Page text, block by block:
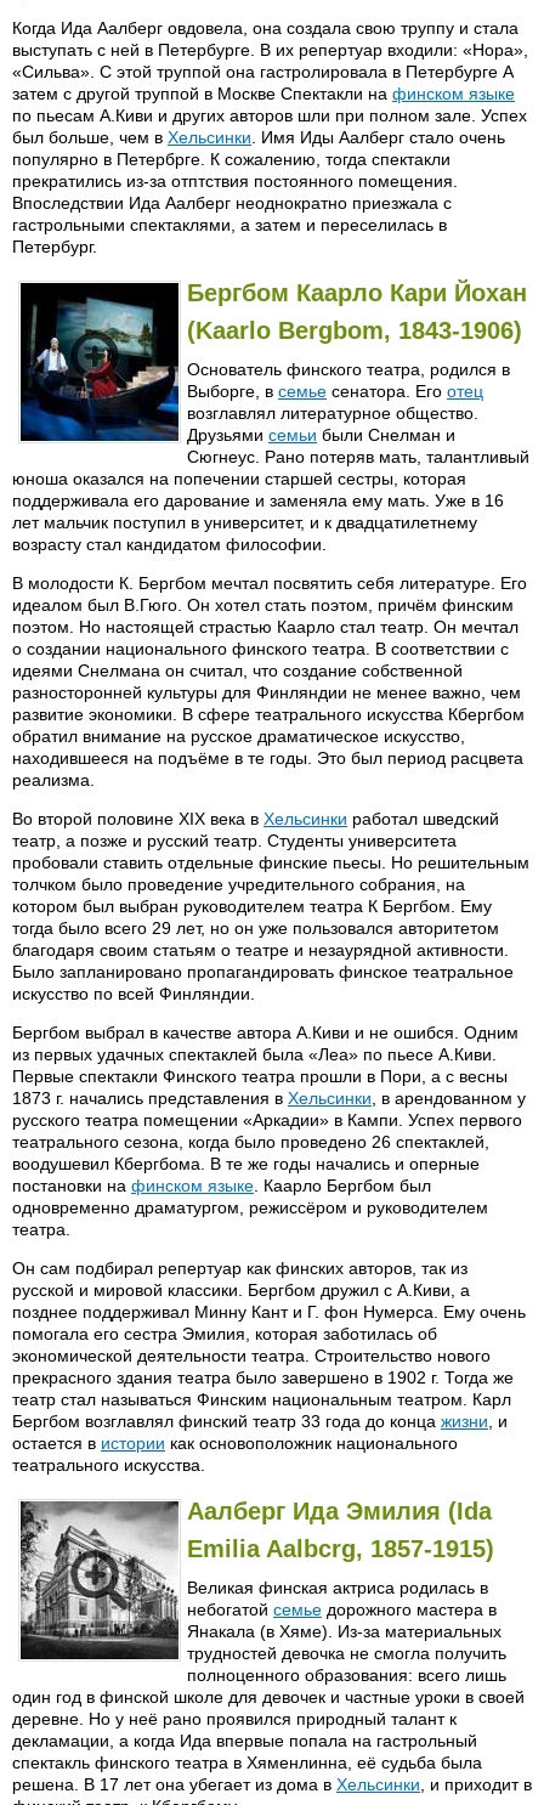
Когда Ида Аалберг овдовела, она создала свою труппу и стала
выступать с ней в Петербурге. В их репертуар входили: «Нора»,
«Сильва». С этой труппой она гастролировала в Петербурге А
затем с другой труппой в Москве Спектакли на финском языке
по пьесам А.Киви и других авторов шли при полном зале. Успех
был больше, чем в Хельсинки . Имя Иды Аалберг стало очень
популярно в Петербрге. К сожалению, тогда спектакли
прекратились из-за отптствия постоянного помещения.
Впоследствии Ида Аалберг неоднократно приезжала с
гастрольными спектаклями, а затем и переселилась в
Петербург.
Бергбом Каарло Кари Йохан
(Kaarlo Bergbom, 1843-1906)
Основатель финского театра, родился в
Выборге, в семье сенатора. Его отец
возглавлял литературное общество.
Друзьями семьи были Снелман и
Сюгнеус. Рано потеряв мать, талантливый
юноша оказался на попечении старшей сестры, которая
поддерживала его дарование и заменяла ему мать. Уже в 16
лет мальчик поступил в университет, и к двадцатилетнему
возрасту стал кандидатом философии.
В молодости К. Бергбом мечтал посвятить себя литературе. Его
идеалом был В.Гюго. Он хотел стать поэтом, причём финским
поэтом. Но настоящей страстью Каарло стал театр. Он мечтал
о создании национального финского театра. В соответствии с
идеями Снелмана он считал, что создание собственной
разносторонней культуры для Финляндии не менее важно, чем
развитие экономики. В сфере театрального искусства Кбергбом
обратил внимание на русское драматическое искусство,
находившееся на подъёме в те годы. Это был период расцвета
реализма.
Во второй половине XIX века в Хельсинки работал шведский
театр, а позже и русский театр. Студенты университета
пробовали ставить отдельные финские пьесы. Но решительным
толчком было проведение учредительного собрания, на
котором был выбран руководителем театра К Бергбом. Ему
тогда было всего 29 лет, но он уже пользовался авторитетом
благодаря своим статьям о театре и незаурядной активности.
Было запланировано пропагандировать финское театральное
искусство по всей Финляндии.
Бергбом выбрал в качестве автора А.Киви и не ошибся. Одним
из первых удачных спектаклей была «Леа» по пьесе А.Киви.
Первые спектакли Финского театра прошли в Пори, а с весны
1873 г. начались представления в Хельсинки , в арендованном у
русского театра помещении «Аркадии» в Кампи. Успех первого
театрального сезона, когда было проведено 26 спектаклей,
воодушевил Кбергбома. В те же годы начались и оперные
постановки на финском языке . Каарло Бергбом был
одновременно драматургом, режиссёром и руководителем
театра.
Он сам подбирал репертуар как финских авторов, так из
русской и мировой классики. Бергбом дружил с А.Киви, а
позднее поддерживал Минну Кант и Г. фон Нумерса. Ему очень
помогала его сестра Эмилия, которая заботилась об
экономической деятельности театра. Строительство нового
прекрасного здания театра было завершено в 1902 г. Тогда же
театр стал называться Финским национальным театром. Карл
Бергбом возглавлял финский театр 33 года до конца жизни , и
остается в истории как основоположник национального
театрального искусства.
Аалберг Ида Эмилия (Ida
Emilia Aalbcrg, 1857-1915)
Великая финская актриса родилась в
небогатой семье дорожного мастера в
Янакала (в Хяме). Из-за материальных
трудностей девочка не смогла получить
полноценного образования: всего лишь
один год в финской школе для девочек и частные уроки в своей
деревне. Но у неё рано проявился природный талант к
декламации, а когда Ида впервые попала на гастрольный
спектакль финского театра в Хяменлинна, её судьба была
решена. В 17 лет она убегает из дома в Хельсинки , и приходит в